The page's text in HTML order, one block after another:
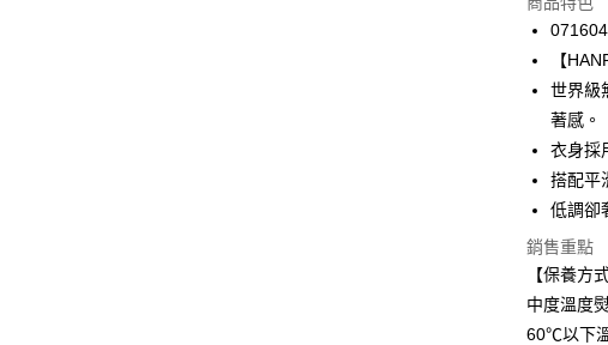
合作金
華南商
國泰世
臺灣中
匯豐（
聯邦商
玉山商
台新國
台灣樂
LINE Pay
悠遊付
ATM付款
運送方式
【
世界級
著感。
衣身採
搭配平
低調卻
銷售重點
【保養方
中度溫度
60℃以下